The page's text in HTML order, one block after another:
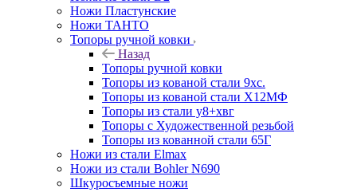
Ножи Пластунские
Ножи ТАНТО
Топоры ручной ковки
Назад
Топоры ручной ковки
Топоры из кованой стали 9хс.
Топоры из кованой стали Х12МФ
Топоры из стали у8+хвг
Топоры с Художественной резьбой
Топоры из кованной стали 65Г
Ножи из стали Elmax
Ножи из стали Bohler N690
Шкуросъемные ножи